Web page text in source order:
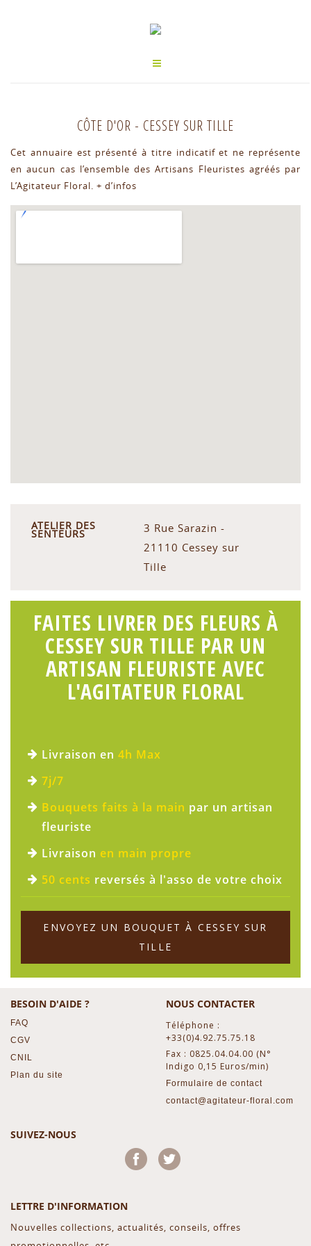
CÔTE D'OR - CESSEY SUR TILLE
Cet annuaire est présenté à titre indicatif et ne représente
en aucun cas l’ensemble des Artisans Fleuristes agréés par
L’Agitateur Floral. + d’infos
ATELIER DES
SENTEURS
3 Rue Sarazin -
21110 Cessey sur
Tille
FAITES LIVRER DES FLEURS À
CESSEY SUR TILLE PAR UN
ARTISAN FLEURISTE AVEC
L'AGITATEUR FLORAL
Livraison en 4h Max
7j/7
Bouquets faits à la main par un artisan
fleuriste
Livraison en main propre
50 cents reversés à l'asso de votre choix
ENVOYEZ UN BOUQUET À CESSEY SUR
TILLE
BESOIN D'AIDE ?
FAQ
CGV
CNIL
Plan du site
NOUS CONTACTER
Téléphone :
+33(0)4.92.75.75.18
Fax : 0825.04.04.00 (N°
Indigo 0,15 Euros/min)
Formulaire de contact
contact@agitateur-floral.com
SUIVEZ-NOUS
Facebook
LETTRE D'INFORMATION
Nouvelles collections, actualités, conseils, offres